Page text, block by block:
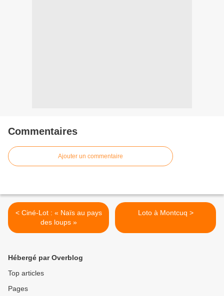
Commentaires
Ajouter un commentaire
< Ciné-Lot : « Naïs au pays
des loups »
Loto à Montcuq >
Hébergé par Overblog
Top articles
Pages